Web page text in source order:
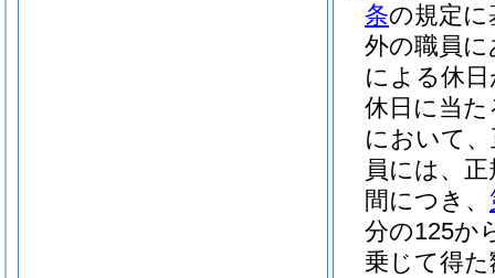
条の規定
外の職員
による休
休日に当
において
員には、
間につき、
分の125か
乗じて得